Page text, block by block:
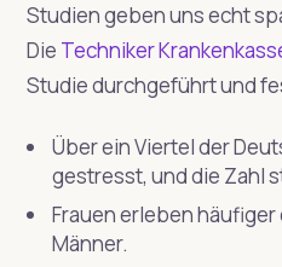
Studien geben uns echt
Die Techniker
Studie durchgeführt und
Über ein Viertel der
gestresst, und die Zahl
Frauen erleben
Männer.